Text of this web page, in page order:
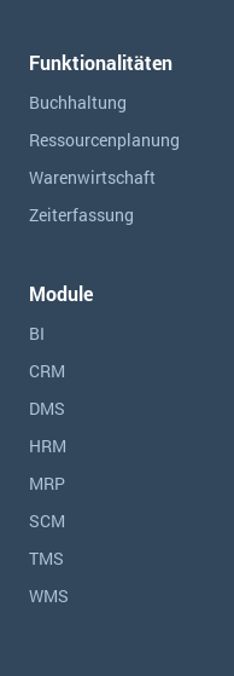
Funktionalitäten
Buchhaltung
Ressourcen­planung
Warenwirtschaft
Zeiterfassung
Module
BI
CRM
DMS
HRM
MRP
SCM
TMS
WMS